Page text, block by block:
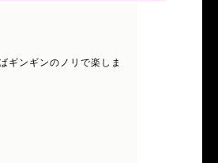
ギンギンのノリで楽しま